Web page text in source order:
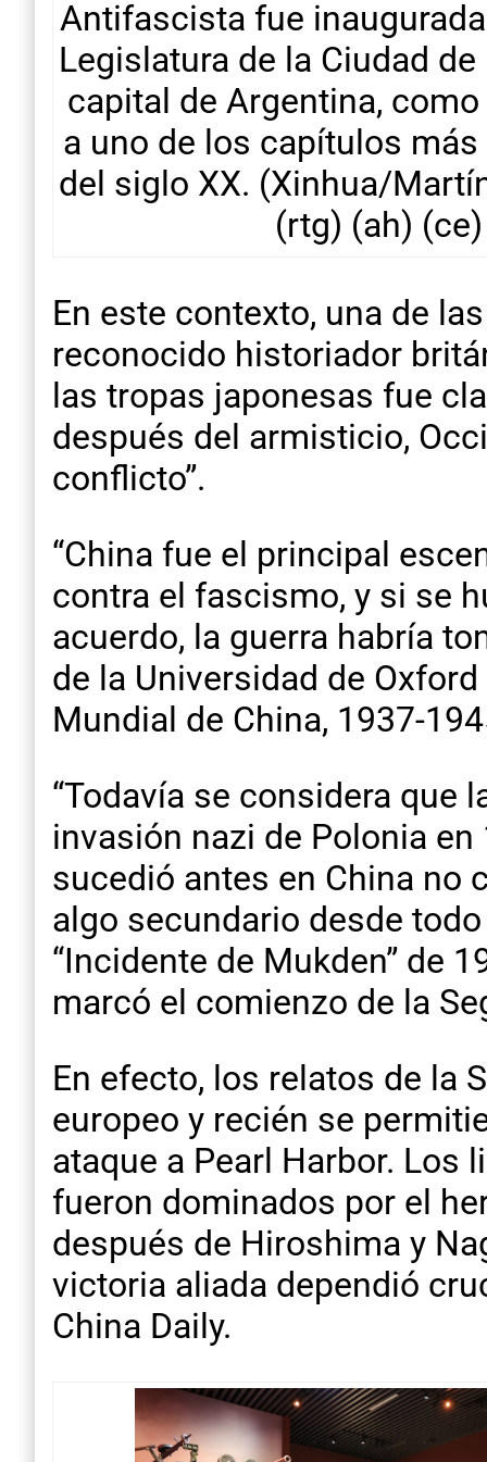
Antifascista fue
Legislatura de la Ciudad
capital de Argentina,
a uno de los capítulos
del siglo XX. (Xinhua/
(rtg) (ah) (ce)
En este contexto, una de
reconocido historiador
las tropas japonesas fue
después del armisticio,
conflicto”.
“China fue el principal
contra el fascismo, y si se
acuerdo, la guerra habría
de la Universidad de
Mundial de China, 1937-
“Todavía se considera que
invasión nazi de Polonia
sucedió antes en China no
algo secundario desde
“Incidente de Mukden” de
marcó el comienzo de la
En efecto, los relatos de la
europeo y recién se
ataque a Pearl Harbor.
fueron dominados por el
después de Hiroshima y
victoria aliada dependió
China Daily.